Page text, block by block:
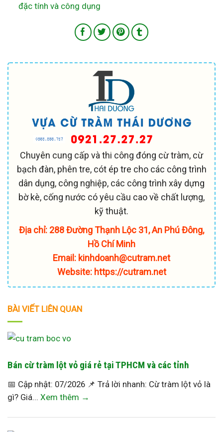
đặc tính và công dụng
Chuyên cung cấp và thi công đóng cừ tràm, cừ
bạch đàn, phên tre, cót ép tre cho các công trình
dân dụng, công nghiệp, các công trình xây dựng
bờ kè, cống nước có yêu cầu cao về chất lượng,
kỹ thuật.
Địa chỉ: 288 Đường Thạnh Lộc 31, An Phú Đông,
Hồ Chí Minh
Email: kinhdoanh@cutram.net
Website: https://cutram.net
BÀI VIẾT LIÊN QUAN
Bán cừ tràm lột vỏ giá rẻ tại TPHCM và các tỉnh
📅 Cập nhật: 07/2026 📌 Trả lời nhanh: Cừ tràm lột vỏ là
gì? Giá... Xem thêm →